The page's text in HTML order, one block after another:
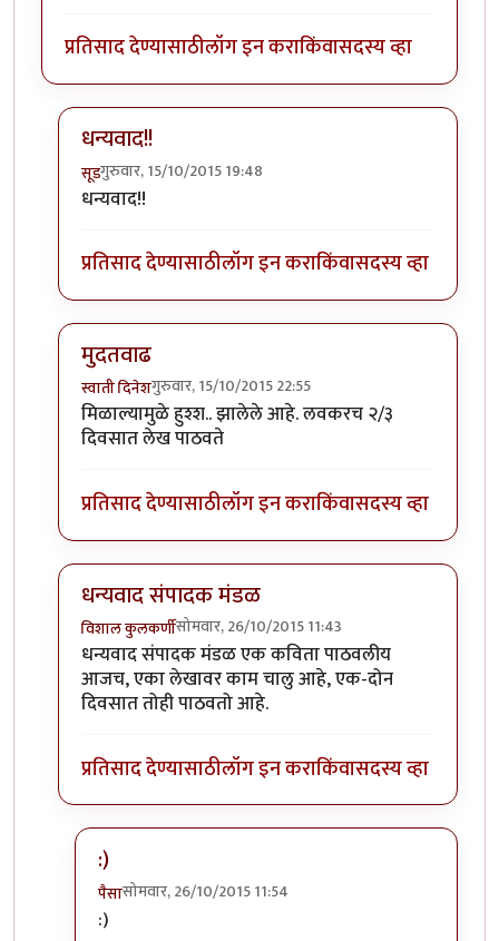
प्रतिसाद देण्यासाठीलॉग इन कराकिंवासदस्य व्हा
धन्यवाद!!
सूडगुरुवार, 15/10/2015 19:48
In reply to
धन्यवाद!!
प्रतिसाद देण्यासाठीलॉग इन कराकिंवासदस्य व्हा
मुदतवाढ
स्वाती दिनेशगुरुवार, 15/10/2015 22:55
In reply toमुदतवाढbyसंपादक मंडळ
मिळाल्यामुळे हुश्श.. झालेले आहे. लवकरच २/३
दिवसात लेख पाठवते
प्रतिसाद देण्यासाठीलॉग इन कराकिंवासदस्य व्हा
धन्यवाद संपादक मंडळ
विशाल कुलकर्णीसोमवार, 26/10/2015 11:43
In reply toमुदतवाढbyसंपादक मंडळ
धन्यवाद संपादक मंडळ एक कविता पाठवलीय
आजच, एका लेखावर काम चालु आहे, एक-दोन
दिवसात तोही पाठवतो आहे.
प्रतिसाद देण्यासाठीलॉग इन कराकिंवासदस्य व्हा
:)
पैसासोमवार, 26/10/2015 11:54
In reply to
:)